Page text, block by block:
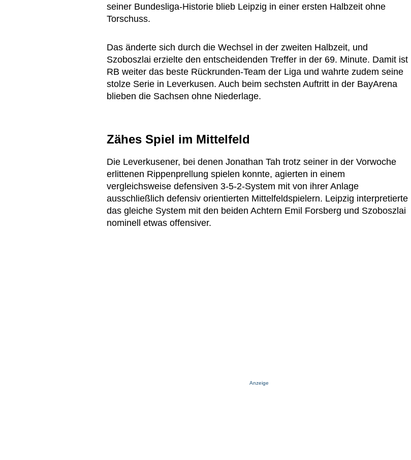
seiner Bundesliga-Historie blieb Leipzig in einer ersten Halbzeit ohne
Torschuss.
Das änderte sich durch die Wechsel in der zweiten Halbzeit, und
Szoboszlai erzielte den entscheidenden Treffer in der 69. Minute. Damit ist
RB weiter das beste Rückrunden-Team der Liga und wahrte zudem seine
stolze Serie in Leverkusen. Auch beim sechsten Auftritt in der BayArena
blieben die Sachsen ohne Niederlage.
Zähes Spiel im Mittelfeld
Die Leverkusener, bei denen Jonathan Tah trotz seiner in der Vorwoche
erlittenen Rippenprellung spielen konnte, agierten in einem
vergleichsweise defensiven 3-5-2-System mit von ihrer Anlage
ausschließlich defensiv orientierten Mittelfeldspielern. Leipzig interpretierte
das gleiche System mit den beiden Achtern Emil Forsberg und Szoboszlai
nominell etwas offensiver.
Anzeige